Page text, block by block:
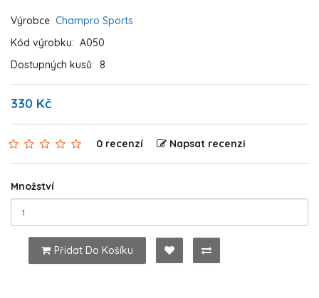
Výrobce Champro Sports
Kód výrobku: A050
Dostupných kusů: 8
330 Kč
0 recenzí Napsat recenzi
Množství
Přidat Do Košíku